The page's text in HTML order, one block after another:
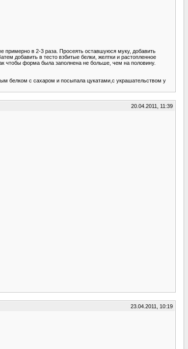
примерно в 2-3 раза. Просеять оставшуюся муку, добавить
добавить в тесто взбитые белки, желтки и растопленное
чтобы форма была заполнена не больше, чем на половину.
белком с сахаром и посыпала цукатами,с украшательством у
20.04.2011, 11:39
23.04.2011, 10:19